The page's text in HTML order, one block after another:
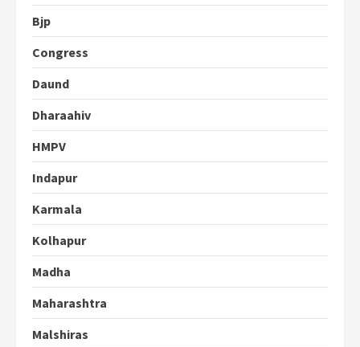
Bjp
Congress
Daund
Dharaahiv
HMPV
Indapur
Karmala
Kolhapur
Madha
Maharashtra
Malshiras